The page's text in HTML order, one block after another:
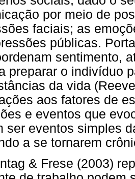
por meio de
faciais; as
públicas.
sentimento,
preparar o indivíduo
da vida
aos fatores de
e eventos que
ser eventos simples
a se tornarem
& Frese (2003)